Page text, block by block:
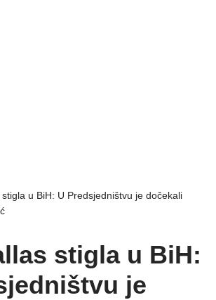
stigla u BiH: U Predsjedništvu je dočekali
stigla u BiH:
je